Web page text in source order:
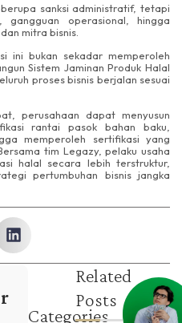
sanksi administratif, tetapi
operasional, hingga
mitra bisnis.
ini bukan sekadar memperoleh
Sistem Jaminan Produk Halal
proses bisnis berjalan sesuai
perusahaan dapat menyusun
rantai pasok bahan baku,
memperoleh sertifikasi yang
tim Legazy, pelaku usaha
halal secara lebih terstruktur,
pertumbuhan bisnis jangka
Related
Posts